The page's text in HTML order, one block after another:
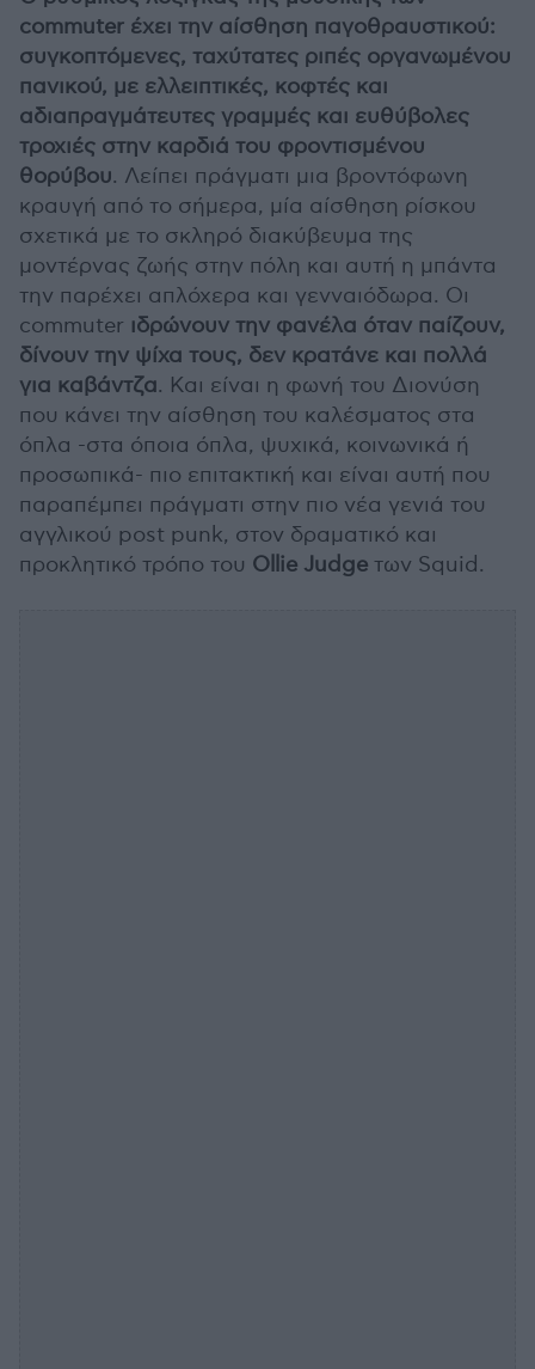
commuter έχει την αίσθηση παγοθραυστικού:
συγκοπτόμενες, ταχύτατες ριπές οργανωμένου
πανικού, με ελλειπτικές, κοφτές και
αδιαπραγμάτευτες γραμμές και ευθύβολες
τροχιές στην καρδιά του φροντισμένου
θορύβου. Λείπει πράγματι μια βροντόφωνη
κραυγή από το σήμερα, μία αίσθηση ρίσκου
σχετικά με το σκληρό διακύβευμα της
μοντέρνας ζωής στην πόλη και αυτή η μπάντα
την παρέχει απλόχερα και γενναιόδωρα. Οι
commuter ιδρώνουν την φανέλα όταν παίζουν,
δίνουν την ψίχα τους, δεν κρατάνε και πολλά
για καβάντζα. Και είναι η φωνή του Διονύση
που κάνει την αίσθηση του καλέσματος στα
όπλα -στα όποια όπλα, ψυχικά, κοινωνικά ή
προσωπικά- πιο επιτακτική και είναι αυτή που
παραπέμπει πράγματι στην πιο νέα γενιά του
αγγλικού post punk, στον δραματικό και
προκλητικό τρόπο του Ollie Judge των Squid.